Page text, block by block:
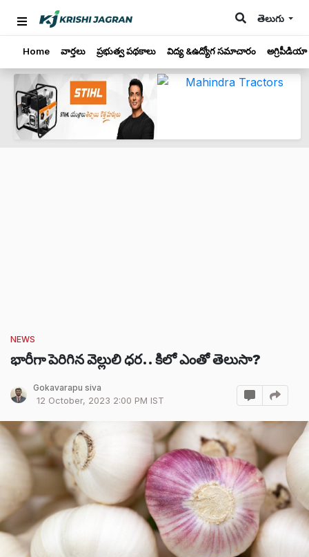
తెలుగు
Home వార్తలు ప్రభుత్వ పథకాలు విద్య &ఉద్యోగ సమాచారం అగ్రిపీడియా
NEWS
భారీగా పెరిగిన వెల్లులి ధర.. కిలో ఎంతో తెలుసా?
Gokavarapu siva
12 October, 2023 2:00 PM IST